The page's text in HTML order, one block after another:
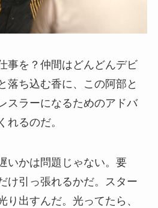
事を？仲間はどんどんデビ
落ち込む香に、この阿部と
スラーになるためのアドバ
れるのだ。
いかは問題じゃない。要
け引っ張れるかだ。スター
り出すんだ。光ってたら、